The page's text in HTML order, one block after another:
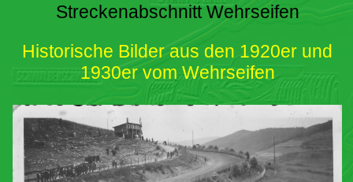
Streckenabschnitt Wehrseifen
Historische Bilder aus den 1920er und
1930er vom Wehrseifen